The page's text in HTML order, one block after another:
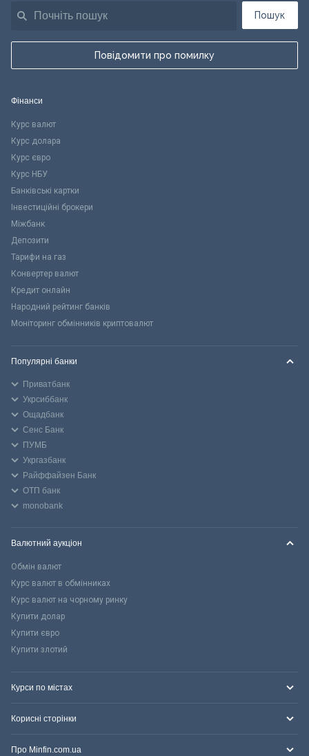
Пошук
Повідомити про помилку
Фінанси
Курс валют
Курс долара
Курс євро
Курс НБУ
Банківські картки
Інвестиційні брокери
Міжбанк
Депозити
Тарифи на газ
Конвертер валют
Кредит онлайн
Народний рейтинг банків
Моніторинг обмінників криптовалют
Популярні банки
Приватбанк
Укрсиббанк
Ощадбанк
Сенс Банк
ПУМБ
Укргазбанк
Райффайзен Банк
ОТП банк
monobank
Валютний аукціон
Обмін валют
Курс валют в обмінниках
Курс валют на чорному ринку
Купити долар
Купити євро
Купити злотий
Курси по містах
Корисні сторінки
Про Minfin.com.ua